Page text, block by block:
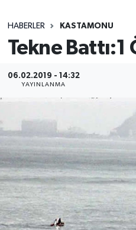
HABERLER KASTAMONU
Tekne Battı:1
06.02.2019 - 14:32
YAYINLANMA
Kültür-Sanat
Magazin
Sağlık
Sinema
Sivil Toplum
Siyaset
Son Dakika Haberleri
Haber Arşivi